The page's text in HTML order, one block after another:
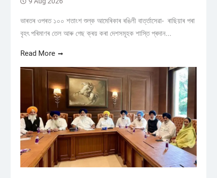
ভাৰতৰ ওপৰত ১০০ শতাংশ শুল্ক আমেৰিকাৰ ৰঙিলী বাৰ্ত্তাসেৱা- ৰাছিয়াৰ পৰা
বৃহৎ পৰিমাণৰ তেল আৰু গেছ ক্ৰয় কৰা দেশসমূহক শাস্তি প্ৰদান...
Read More